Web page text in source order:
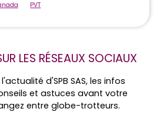
PVT
LES RÉSEAUX SOCIAUX
d'SPB SAS, les infos
et astuces avant votre
entre globe-trotteurs.